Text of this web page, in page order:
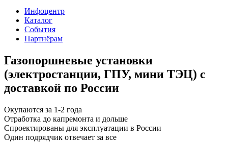
Инфоцентр
Каталог
События
Партнёрам
Газопоршневые установки
(электростанции, ГПУ, мини ТЭЦ) с
доставкой по России
Окупаются за 1-2 года
Отработка до капремонта и дольше
Спроектированы для эксплуатации в России
Один подрядчик отвечает за все